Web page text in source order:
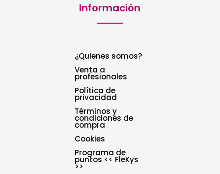
Información
¿Quienes somos?
Venta a
profesionales
Política de
privacidad
Términos y
condiciones de
compra
Cookies
Programa de
puntos << FleKys
>>